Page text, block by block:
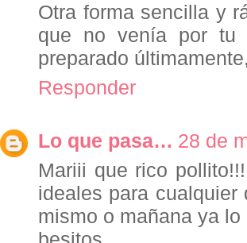
Otra forma sencilla y
que no venía por
preparado
Responder
Lo que pasa… 28 de
Mariii que rico
ideales para
mismo o mañana ya lo